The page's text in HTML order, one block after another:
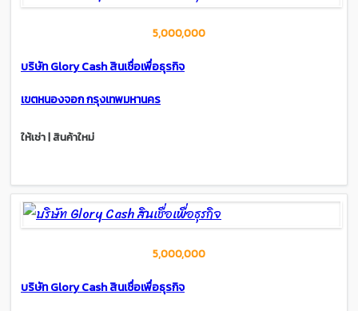
5,000,000
บริษัท Glory Cash สินเชื่อเพื่อธุรกิจ
เขตหนองจอก กรุงเทพมหานคร
ให้เช่า | สินค้าใหม่
5,000,000
บริษัท Glory Cash สินเชื่อเพื่อธุรกิจ